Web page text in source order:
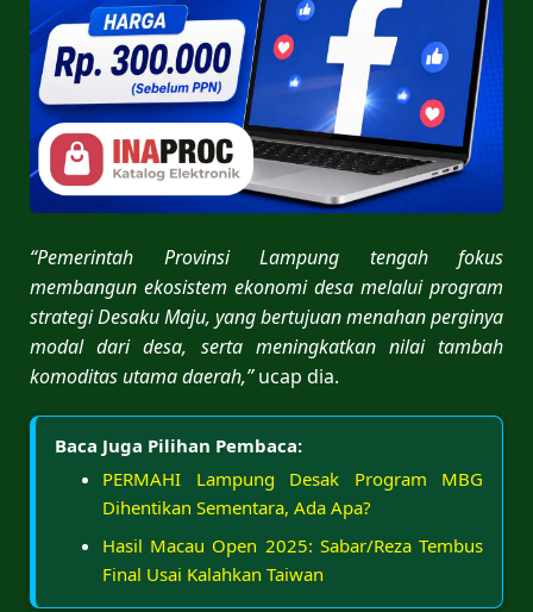
“Pemerintah Provinsi Lampung tengah fokus
membangun ekosistem ekonomi desa melalui program
strategi Desaku Maju, yang bertujuan menahan perginya
modal dari desa, serta meningkatkan nilai tambah
komoditas utama daerah,”ucap dia.
Baca Juga Pilihan Pembaca:
PERMAHI Lampung Desak Program MBG
Dihentikan Sementara, Ada Apa?
Hasil Macau Open 2025: Sabar/Reza Tembus
Final Usai Kalahkan Taiwan